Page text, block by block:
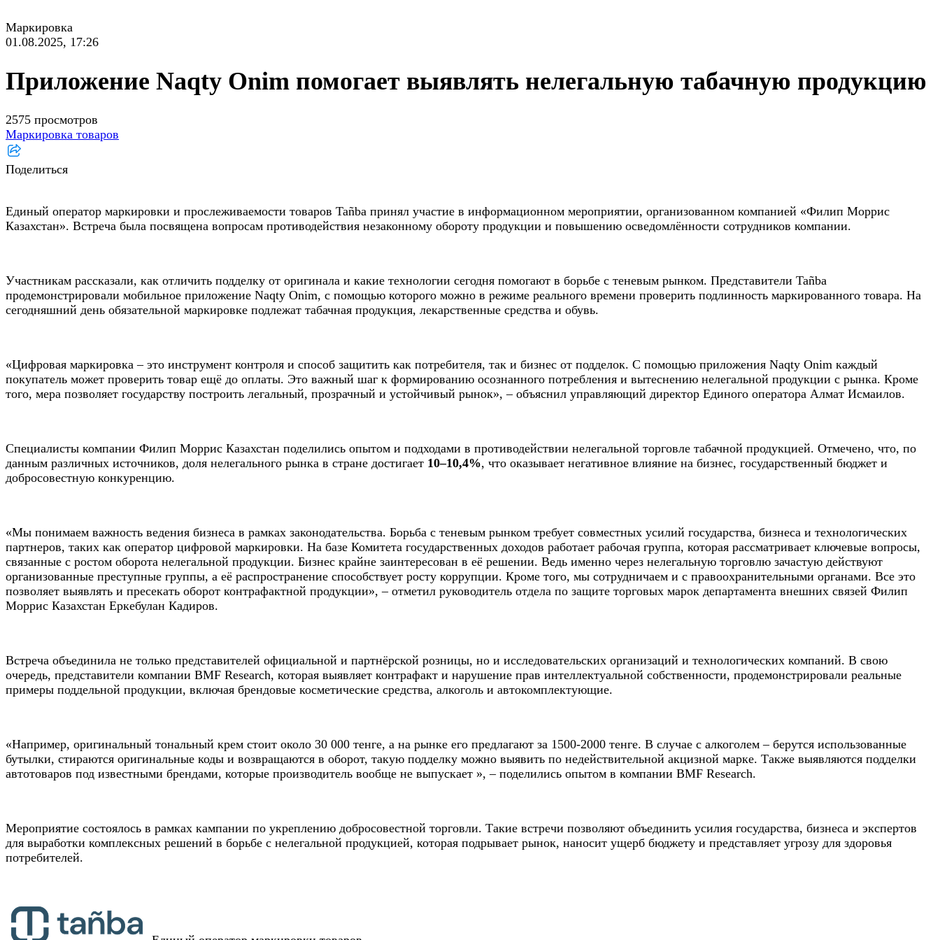
Маркировка
01.08.2025, 17:26
Приложение Naqty Onim помогает выявлять нелегальную табачную продукцию
2575 просмотров
Маркировка товаров
Поделиться
Единый оператор маркировки и прослеживаемости товаров Tañba принял участие в информационном мероприятии, организованном компанией «Филип Моррис
Казахстан». Встреча была посвящена вопросам противодействия незаконному обороту продукции и повышению осведомлённости сотрудников компании.
Участникам рассказали, как отличить подделку от оригинала и какие технологии сегодня помогают в борьбе с теневым рынком. Представители Tañba
продемонстрировали мобильное приложение Naqty Onim, с помощью которого можно в режиме реального времени проверить подлинность маркированного товара. На
сегодняшний день обязательной маркировке подлежат табачная продукция, лекарственные средства и обувь.
«Цифровая маркировка – это инструмент контроля и способ защитить как потребителя, так и бизнес от подделок. С помощью приложения Naqty Onim каждый
покупатель может проверить товар ещё до оплаты. Это важный шаг к формированию осознанного потребления и вытеснению нелегальной продукции с рынка. Кроме
того, мера позволяет государству построить легальный, прозрачный и устойчивый рынок», – объяснил управляющий директор Единого оператора Алмат Исмаилов.
Специалисты компании Филип Моррис Казахстан поделились опытом и подходами в противодействии нелегальной торговле табачной продукцией. Отмечено, что, по
данным различных источников, доля нелегального рынка в стране достигает 10–10,4%, что оказывает негативное влияние на бизнес, государственный бюджет и
добросовестную конкуренцию.
«Мы понимаем важность ведения бизнеса в рамках законодательства. Борьба с теневым рынком требует совместных усилий государства, бизнеса и технологических
партнеров, таких как оператор цифровой маркировки. На базе Комитета государственных доходов работает рабочая группа, которая рассматривает ключевые вопросы,
связанные с ростом оборота нелегальной продукции. Бизнес крайне заинтересован в её решении. Ведь именно через нелегальную торговлю зачастую действуют
организованные преступные группы, а её распространение способствует росту коррупции. Кроме того, мы сотрудничаем и с правоохранительными органами. Все это
позволяет выявлять и пресекать оборот контрафактной продукции», – отметил руководитель отдела по защите торговых марок департамента внешних связей Филип
Моррис Казахстан Еркебулан Кадиров.
Встреча объединила не только представителей официальной и партнёрской розницы, но и исследовательских организаций и технологических компаний. В свою
очередь, представители компании BMF Research, которая выявляет контрафакт и нарушение прав интеллектуальной собственности, продемонстрировали реальные
примеры поддельной продукции, включая брендовые косметические средства, алкоголь и автокомплектующие.
«Например, оригинальный тональный крем стоит около 30 000 тенге, а на рынке его предлагают за 1500-2000 тенге. В случае с алкоголем – берутся использованные
бутылки, стираются оригинальные коды и возвращаются в оборот, такую подделку можно выявить по недействительной акцизной марке. Также выявляются подделки
автотоваров под известными брендами, которые производитель вообще не выпускает », – поделились опытом в компании BMF Research.
Мероприятие состоялось в рамках кампании по укреплению добросовестной торговли. Такие встречи позволяют объединить усилия государства, бизнеса и экспертов
для выработки комплексных решений в борьбе с нелегальной продукцией, которая подрывает рынок, наносит ущерб бюджету и представляет угрозу для здоровья
потребителей.